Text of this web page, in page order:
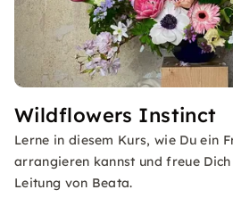
Wildflowers Instinct
Lerne in diesem Kurs, wie Du ein
arrangieren kannst und freue
Leitung von Beata.